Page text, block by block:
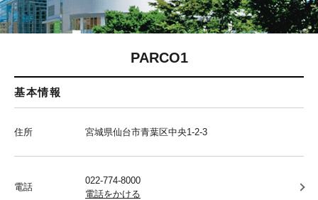
PARCO1
基本情報
住所 宮城県仙台市青葉区中央1-2-3
電話
022-774-8000
電話をかける